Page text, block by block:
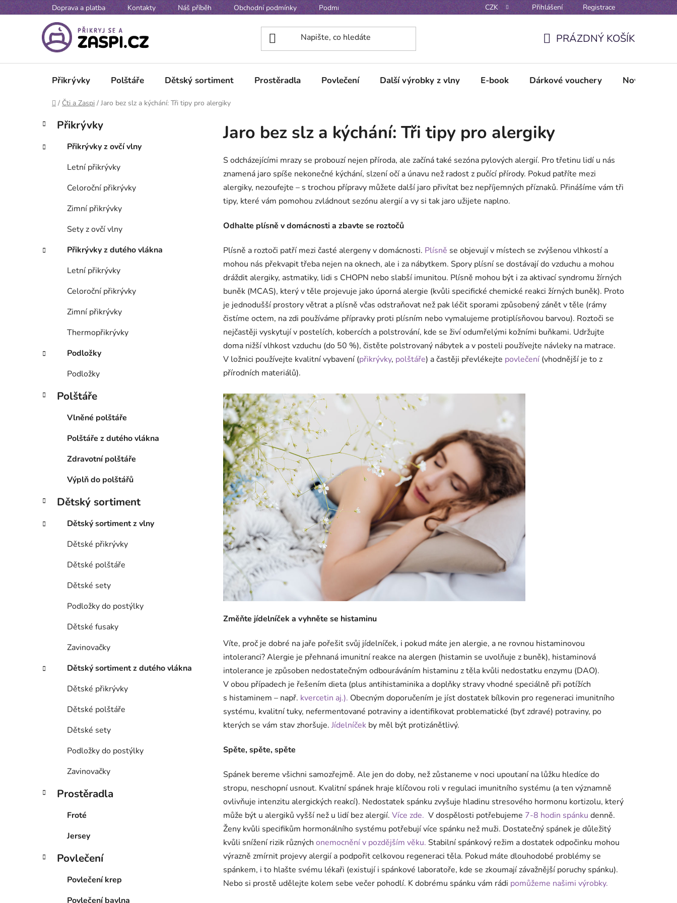
Přejít na obsahDoprava a platba Kontakty Náš příběh Obchodní podmínky Podmínky ochrany osobních údajů Reklamační řád Vzorové formuláře odstoupení / reklamace
CZK Přihlášení Registrace
KOŠÍK
PRÁZDNÝ KOŠÍK
Přikrývky Polštáře Dětský sortiment Prostěradla Povlečení Další výrobky z vlny E-book Dárkové vouchery Novinky
Domů
/ Čti a Zaspi / Jaro bez slz a kýchání: Tři tipy pro alergiky
P
s
a
Přeskočit kategorie
K
a
e
Přikrývky
Přikrývky z ovčí vlny
Letní přikrývky
Celoroční přikrývky
Zimní přikrývky
Sety z ovčí vlny
Přikrývky z dutého vlákna
Letní přikrývky
Celoroční přikrývky
Zimní přikrývky
Thermopřikrývky
Podložky
Podložky
Polštáře
Vlněné polštáře
Polštáře z dutého vlákna
Zdravotní polštáře
Výplň do polštářů
Dětský sortiment
Dětský sortiment z vlny
Dětské přikrývky
Dětské polštáře
Dětské sety
Podložky do postýlky
Dětské fusaky
Zavinovačky
Dětský sortiment z dutého vlákna
Dětské přikrývky
Dětské polštáře
Dětské sety
Podložky do postýlky
Zavinovačky
Prostěradla
Froté
Jersey
Povlečení
Povlečení krep
Povlečení bavlna
Jaro bez slz a kýchání: Tři tipy pro alergiky
S odcházejícími mrazy se probouzí nejen příroda, ale začíná také sezóna pylových alergií. Pro třetinu lidí u nás
znamená jaro spíše nekonečné kýchání, slzení očí a únavu než radost z pučící přírody. Pokud patříte mezi
alergiky, nezoufejte – s trochou přípravy můžete další jaro přivítat bez nepříjemných příznaků. Přinášíme vám tři
tipy, které vám pomohou zvládnout sezónu alergií a vy si tak jaro užijete naplno.
Odhalte plísně v domácnosti a zbavte se roztočů
Plísně a roztoči patří mezi časté alergeny v domácnosti. Plísně se objevují v místech se zvýšenou vlhkostí a
mohou nás překvapit třeba nejen na oknech, ale i za nábytkem. Spory plísní se dostávají do vzduchu a mohou
dráždit alergiky, astmatiky, lidi s CHOPN nebo slabší imunitou. Plísně mohou být i za aktivací syndromu žírných
buněk (MCAS), který v těle projevuje jako úporná alergie (kvůli specifické chemické reakci žírných buněk). Proto
je jednodušší prostory větrat a plísně včas odstraňovat než pak léčit sporami způsobený zánět v těle (rámy
čistíme octem, na zdi používáme přípravky proti plísním nebo vymalujeme protiplísňovou barvou). Roztoči se
nejčastěji vyskytují v postelích, kobercích a polstrování, kde se živí odumřelými kožními buňkami. Udržujte
doma nižší vlhkost vzduchu (do 50 %), čistěte polstrovaný nábytek a v posteli používejte návleky na matrace.
V ložnici používejte kvalitní vybavení (přikrývky, polštáře) a častěji převlékejte povlečení (vhodnější je to z
přírodních materiálů).
Změňte jídelníček a vyhněte se histaminu
Víte, proč je dobré na jaře pořešit svůj jídelníček, i pokud máte jen alergie, a ne rovnou histaminovou
intoleranci? Alergie je přehnaná imunitní reakce na alergen (histamin se uvolňuje z buněk), histaminová
intolerance je způsoben nedostatečným odbouráváním histaminu z těla kvůli nedostatku enzymu (DAO).
V obou případech je řešením dieta (plus antihistaminika a doplňky stravy vhodné speciálně při potížích
s histaminem – např. kvercetin aj.). Obecným doporučením je jíst dostatek bílkovin pro regeneraci imunitního
systému, kvalitní tuky, nefermentované potraviny a identifikovat problematické (byť zdravé) potraviny, po
kterých se vám stav zhoršuje. Jídelníček by měl být protizánětlivý.
Spěte, spěte, spěte
Spánek bereme všichni samozřejmě. Ale jen do doby, než zůstaneme v noci upoutaní na lůžku hledíce do
stropu, neschopní usnout. Kvalitní spánek hraje klíčovou roli v regulaci imunitního systému (a ten významně
ovlivňuje intenzitu alergických reakcí). Nedostatek spánku zvyšuje hladinu stresového hormonu kortizolu, který
může být u alergiků vyšší než u lidí bez alergií. Více zde. V dospělosti potřebujeme 7-8 hodin spánku denně.
Ženy kvůli specifikům hormonálního systému potřebují více spánku než muži. Dostatečný spánek je důležitý
kvůli snížení rizik různých onemocnění v pozdějším věku. Stabilní spánkový režim a dostatek odpočinku mohou
výrazně zmírnit projevy alergií a podpořit celkovou regeneraci těla. Pokud máte dlouhodobé problémy se
spánkem, i to hlašte svému lékaři (existují i spánkové laboratoře, kde se zkoumají závažnější poruchy spánku).
Nebo si prostě udělejte kolem sebe večer pohodlí. K dobrému spánku vám rádi pomůžeme našimi výrobky.